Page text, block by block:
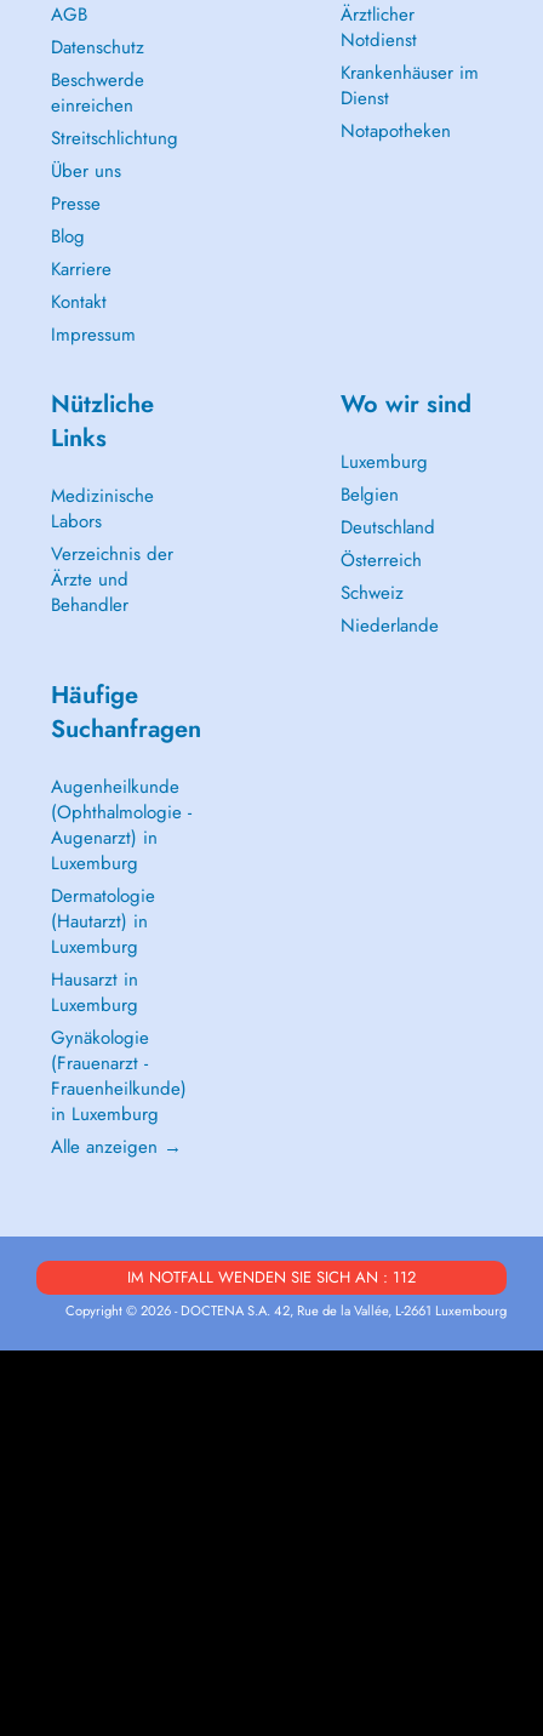
AGB
Datenschutz
Beschwerde
einreichen
Streitschlichtung
Über uns
Presse
Blog
Karriere
Kontakt
Impressum
Ärztlicher
Notdienst
Krankenhäuser im
Dienst
Notapotheken
Nützliche
Links
Medizinische
Labors
Verzeichnis der
Ärzte und
Behandler
Wo wir sind
Luxemburg
Belgien
Deutschland
Österreich
Schweiz
Niederlande
Häufige
Suchanfragen
Augenheilkunde
(Ophthalmologie -
Augenarzt) in
Luxemburg
Dermatologie
(Hautarzt) in
Luxemburg
Hausarzt in
Luxemburg
Gynäkologie
(Frauenarzt -
Frauenheilkunde)
in Luxemburg
Alle anzeigen →
IM NOTFALL WENDEN SIE SICH AN : 112
Copyright © 2026 - DOCTENA S.A. 42, Rue de la Vallée, L-2661 Luxembourg